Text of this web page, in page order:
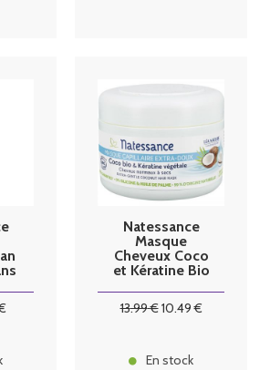
Natessance
Masque
Cheveux Coco
et Kératine Bio
13.99€10.49€
En stock